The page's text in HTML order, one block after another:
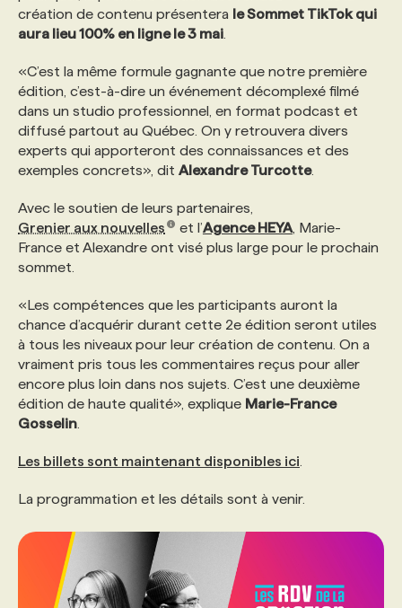
création de contenu présentera le Sommet TikTok qui
aura lieu 100% en ligne le 3 mai
«C’est la même formule gagnante que notre première
édition, c’est-à-dire un événement décomplexé filmé
dans un studio professionnel, en format podcast et
diffusé partout au Québec. On y retrouvera divers
experts qui apporteront des connaissances et des
exemples concrets», dit Alexandre Turcotte.
Avec le soutien de leurs partenaires,
Grenier aux nouvelles
et l’Agence HEYA, Marie-
France et Alexandre ont visé plus large pour le prochain
sommet.
«Les compétences que les participants auront la
chance d’acquérir durant cette 2e édition seront utiles
à tous les niveaux pour leur création de contenu. On a
vraiment pris tous les commentaires reçus pour aller
encore plus loin dans nos sujets. C’est une deuxième
édition de haute qualité», explique Marie-France
Gosselin
Les billets sont maintenant disponibles ici
La programmation et les détails sont à venir.